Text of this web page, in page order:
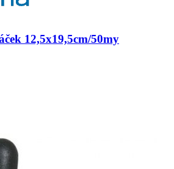
12,5x19,5cm/50my